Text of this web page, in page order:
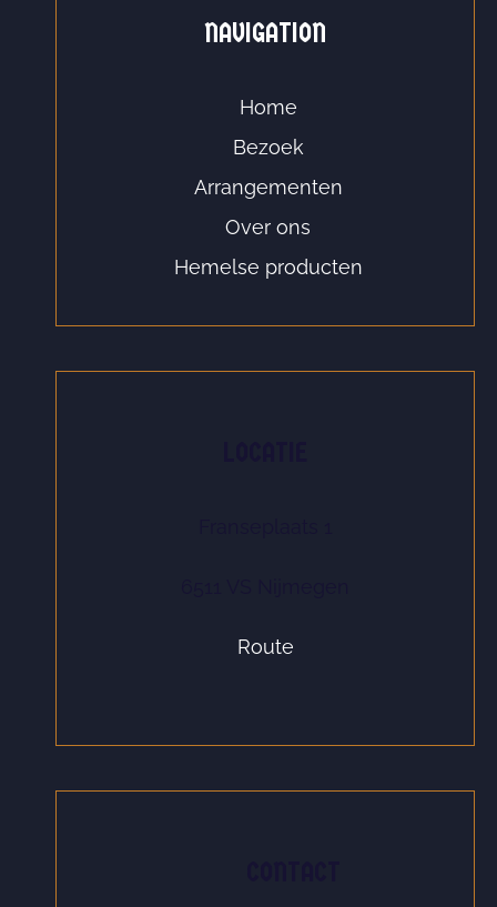
NAVIGATION
Home
Bezoek
Arrangementen
Over ons
Hemelse producten
Route